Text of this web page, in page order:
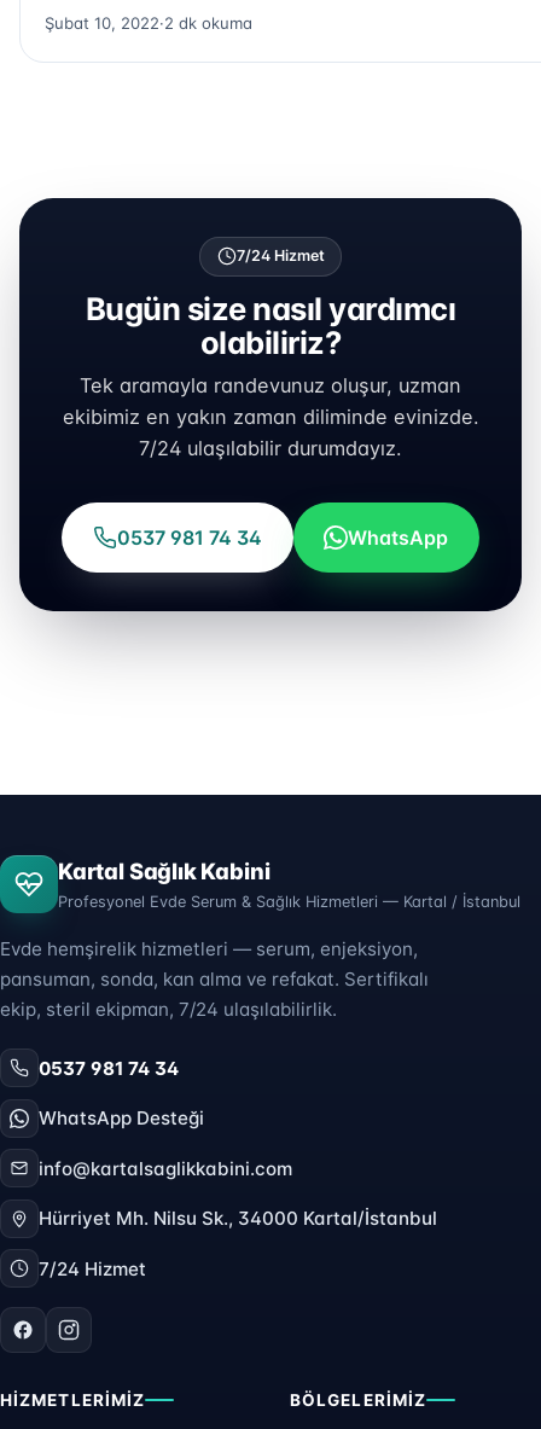
Şubat 10, 2022·2 dk okuma
7/24 Hizmet
Bugün size nasıl yardımcı
olabiliriz?
Tek aramayla randevunuz oluşur, uzman
ekibimiz en yakın zaman diliminde evinizde.
7/24 ulaşılabilir durumdayız.
0537 981 74 34 WhatsApp
Kartal Sağlık Kabini
Profesyonel Evde Serum & Sağlık Hizmetleri — Kartal / İstanbul
Evde hemşirelik hizmetleri — serum, enjeksiyon,
pansuman, sonda, kan alma ve refakat. Sertifikalı
ekip, steril ekipman, 7/24 ulaşılabilirlik.
0537 981 74 34
WhatsApp Desteği
info@kartalsaglikkabini.com
Hürriyet Mh. Nilsu Sk., 34000 Kartal/İstanbul
7/24 Hizmet
HIZMETLERIMIZ BÖLGELERIMIZ